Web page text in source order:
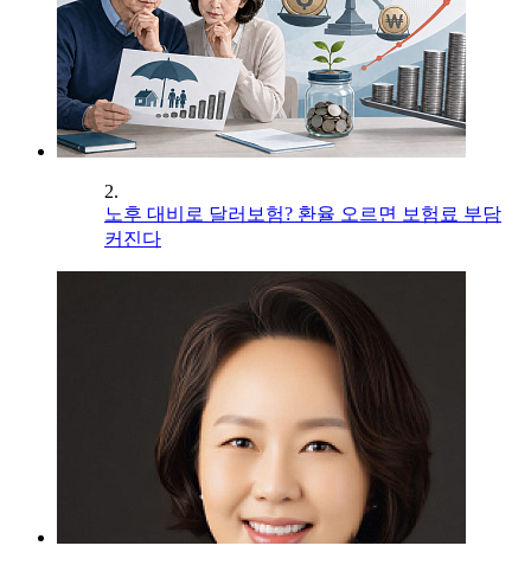
2.
노후 대비로 달러보험? 환율 오르면 보험료 부담
커진다